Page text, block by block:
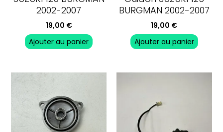
2002-2007
19,00 €
Ajouter au panier
BURGMAN 2002-2007
19,00 €
Ajouter au panier